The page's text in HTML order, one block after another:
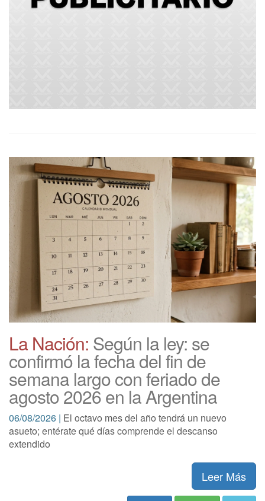
La Nación: Según la ley: se
confirmó la fecha del fin de
semana largo con feriado de
agosto 2026 en la Argentina
06/08/2026 | El octavo mes del año tendrá un nuevo
asueto; entérate qué días comprende el descanso
extendido
Leer Más